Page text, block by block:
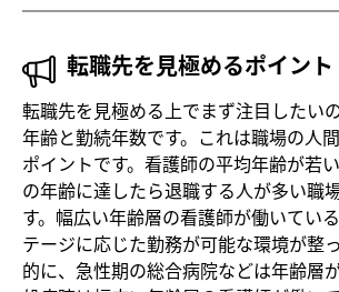
転職先を見極めるポイント
転職先を見極める上でまず注目したい
年齢と勤続年数です。これは職場の人
ポイントです。看護師の平均年齢が若
の年齢に達したら退職する人が多い職
す。幅広い年齢層の看護師が働いてい
テージに応じた勤務が可能な環境が整
的に、急性期の総合病院などは年齢層